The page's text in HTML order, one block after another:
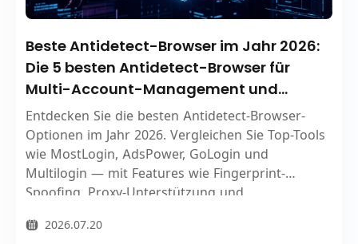
Beste Antidetect-Browser im Jahr 2026:
Die 5 besten Antidetect-Browser für
Multi-Account-Management und
Online-Datenschutz
Entdecken Sie die besten Antidetect-Browser-
Optionen im Jahr 2026. Vergleichen Sie Top-Tools
wie MostLogin, AdsPower, GoLogin und
Multilogin — mit Features wie Fingerprint-
Spoofing, Proxy-Unterstützung und
Konten und Ihrer Privatsphäre.
2026.07.20